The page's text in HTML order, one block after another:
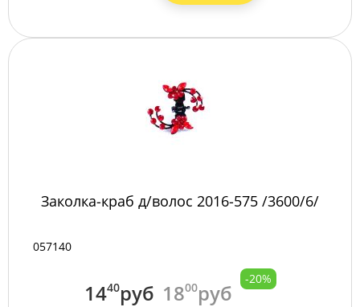
Заколка-краб д/волос 2016-575 /3600/6/
057140
1440руб 1800руб
-20%